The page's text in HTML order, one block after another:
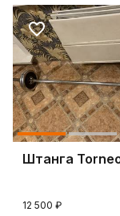
Штанга
12 500 ₽